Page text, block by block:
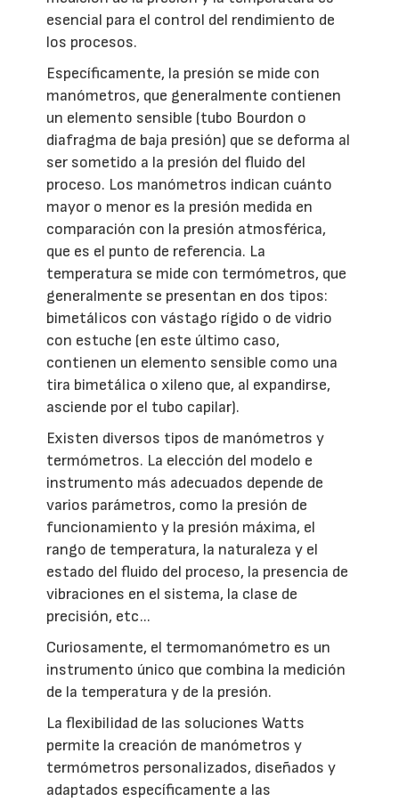
esencial para el control del rendimiento de
los procesos.
Específicamente, la presión se mide con
manómetros, que generalmente contienen
un elemento sensible (tubo Bourdon o
diafragma de baja presión) que se deforma al
ser sometido a la presión del fluido del
proceso. Los manómetros indican cuánto
mayor o menor es la presión medida en
comparación con la presión atmosférica,
que es el punto de referencia. La
temperatura se mide con termómetros, que
generalmente se presentan en dos tipos:
bimetálicos con vástago rígido o de vidrio
con estuche (en este último caso,
contienen un elemento sensible como una
tira bimetálica o xileno que, al expandirse,
asciende por el tubo capilar).
Existen diversos tipos de manómetros y
termómetros. La elección del modelo e
instrumento más adecuados depende de
varios parámetros, como la presión de
funcionamiento y la presión máxima, el
rango de temperatura, la naturaleza y el
estado del fluido del proceso, la presencia de
vibraciones en el sistema, la clase de
precisión, etc...
Curiosamente, el termomanómetro es un
instrumento único que combina la medición
de la temperatura y de la presión.
La flexibilidad de las soluciones Watts
permite la creación de manómetros y
termómetros personalizados, diseñados y
adaptados específicamente a las